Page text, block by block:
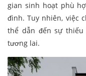
gian sinh hoạt phù
đình. Tuy nhiên, việc
thể dẫn đến sự
tương lai.